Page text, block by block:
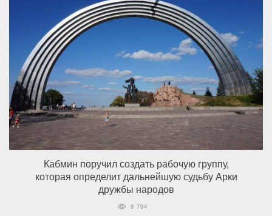
Кабмин поручил создать рабочую группу,
которая определит дальнейшую судьбу Арки
дружбы народов
9 794